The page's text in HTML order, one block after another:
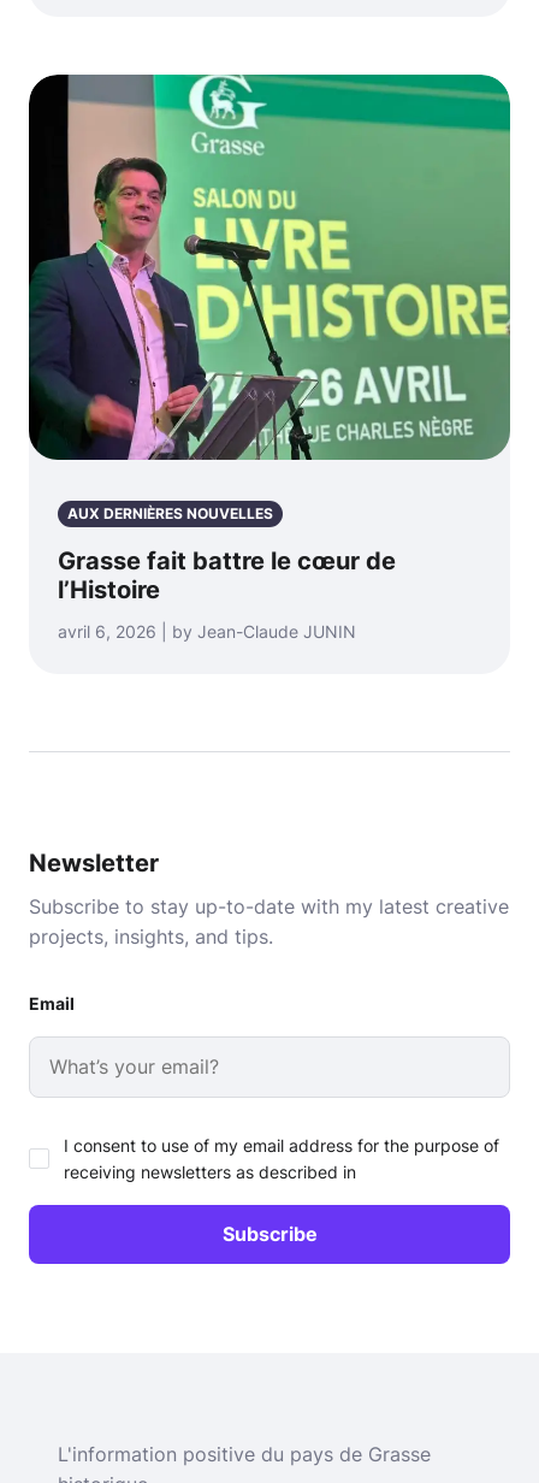
AUX DERNIÈRES NOUVELLES
Grasse fait battre le cœur de
l’Histoire
avril 6, 2026 | by Jean-Claude JUNIN
Newsletter
Subscribe to stay up-to-date with my latest creative
projects, insights, and tips.
Email
I consent to use of my email address for the purpose of
receiving newsletters as described in
L'information positive du pays de Grasse